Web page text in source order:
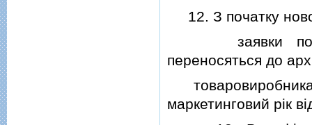
12. З початку
заявки
переносяться до
маркетинговий рiк